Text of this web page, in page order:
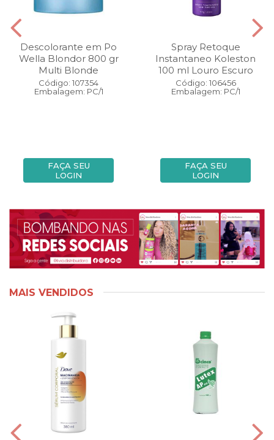
Descolorante em Po
Wella Blondor 800 gr
Multi Blonde
Código: 107354
Embalagem: PC/1
FAÇA SEU
LOGIN
Spray Retoque
Instantaneo Koleston
100 ml Louro Escuro
Código: 106456
Embalagem: PC/1
FAÇA SEU
LOGIN
MAIS VENDIDOS